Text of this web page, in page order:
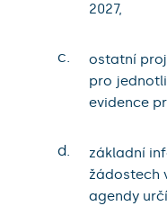
2027,
c.
ostatní
pro
evidence
d.
základní
žádostech
agendy